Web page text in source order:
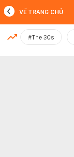
MỚI NHẤT
VỀ TRANG CHỦ
#The 30s